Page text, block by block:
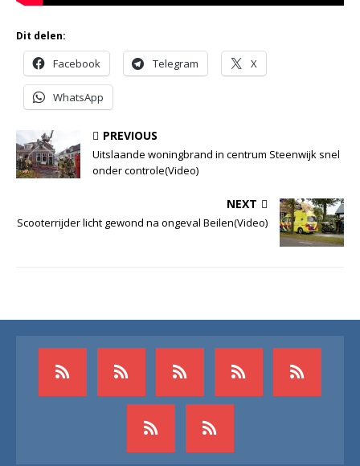
Dit delen:
Facebook Telegram X
WhatsApp
PREVIOUS
Uitslaande woningbrand in centrum Steenwijk snel
onder controle(Video)
NEXT
Scooterrijder licht gewond na ongeval Beilen(Video)